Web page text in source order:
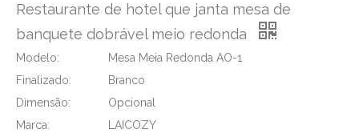
Restaurante de hotel que janta mesa de
banquete dobrável meio redonda
Modelo:
Mesa Meia Redonda AO-1
Finalizado:
Branco
Dimensão:
Opcional
Marca:
LAICOZY